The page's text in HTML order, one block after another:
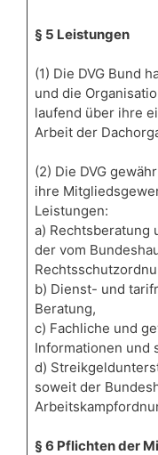
§ 5 Leistungen
(1) Die DVG Bund
und die
laufend über ihre
Arbeit der
(2) Die DVG
ihre
Leistungen:
a) Rechtsberatung
der vom
b) Dienst- und
Beratung,
c) Fachliche und
Informationen und
d)
soweit der
§ 6 Pflichten der